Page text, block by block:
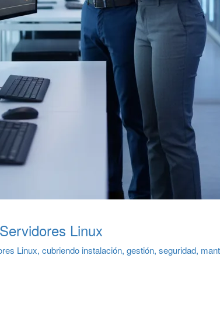
Linux
Linux, cubriendo instalación, gestión, seguridad,